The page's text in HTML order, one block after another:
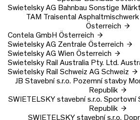
Swietelsky AG Bahnbau Sonstige
TAM Traisental
Österreich
Contela GmbH Österreich
Swietelsky AG Zentrale Österreich
Swietelsky AG Wien Österreich
Swietelsky Rail Australia Pty. Ltd.
Swietelsky Rail Schweiz AG Schweiz
JB Stavební s.r.o. Pozemní stavby
Republik
SWIETELSKY stavební s.r.o. Sportovní
Republik
SWIETELSKY stavební s.r.o.